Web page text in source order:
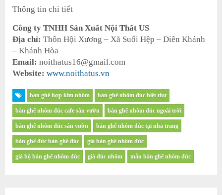
Thông tin chi tiết
Công ty TNHH Sản Xuất Nội Thất US
Địa chỉ: Thôn Hội Xương – Xã Suối Hệp – Diên Khánh
– Khánh Hòa
Email: noithatus16@gmail.com
Website: www.noithatus.vn
bàn ghế hợp kim nhôm bàn ghế nhôm đúc biệt thự
bàn ghế nhôm đúc cafe sân vườn bàn ghế nhôm đúc ngoài trời
bàn ghế nhôm đúc sân vườn bàn ghế nhôm đúc tại nha trang
bàn ghế đúc bàn ghế đúc giá bàn ghế nhôm đúc
giá bộ bàn ghế nhôm đúc giá đúc nhôm mẫu bàn ghế nhôm đúc